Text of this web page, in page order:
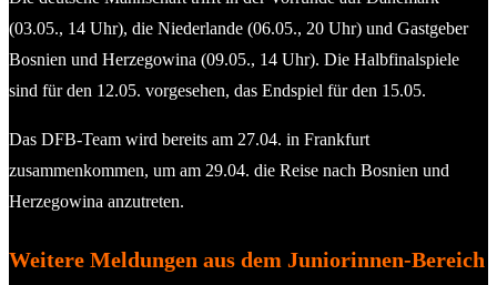
(03.05., 14 Uhr), die Niederlande (06.05., 20 Uhr) und Gastgeber
Bosnien und Herzegowina (09.05., 14 Uhr). Die Halbfinalspiele
sind für den 12.05. vorgesehen, das Endspiel für den 15.05.
Das DFB-Team wird bereits am 27.04. in Frankfurt
zusammenkommen, um am 29.04. die Reise nach Bosnien und
Herzegowina anzutreten.
Weitere Meldungen aus dem Juniorinnen-Bereich